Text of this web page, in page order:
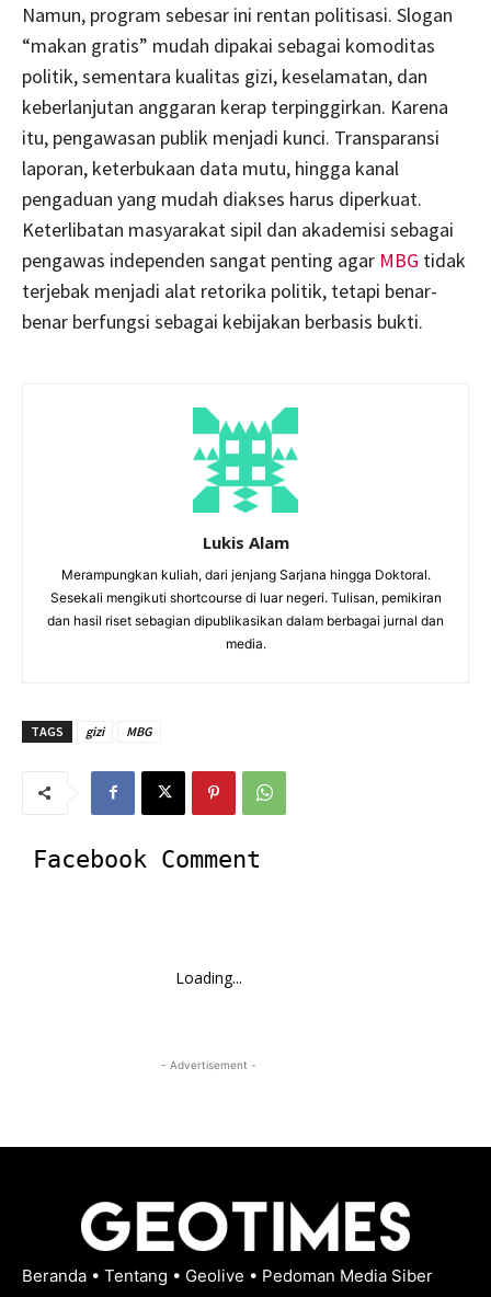
Namun, program sebesar ini rentan politisasi. Slogan
“makan gratis” mudah dipakai sebagai komoditas
politik, sementara kualitas gizi, keselamatan, dan
keberlanjutan anggaran kerap terpinggirkan. Karena
itu, pengawasan publik menjadi kunci. Transparansi
laporan, keterbukaan data mutu, hingga kanal
pengaduan yang mudah diakses harus diperkuat.
Keterlibatan masyarakat sipil dan akademisi sebagai
pengawas independen sangat penting agar MBG tidak
terjebak menjadi alat retorika politik, tetapi benar-
benar berfungsi sebagai kebijakan berbasis bukti.
Lukis Alam
Merampungkan kuliah, dari jenjang Sarjana hingga Doktoral.
Sesekali mengikuti shortcourse di luar negeri. Tulisan, pemikiran
dan hasil riset sebagian dipublikasikan dalam berbagai jurnal dan
media.
TAGS gizi MBG
Facebook Comment
Loading...
- Advertisement -
Beranda • Tentang • Geolive • Pedoman Media Siber